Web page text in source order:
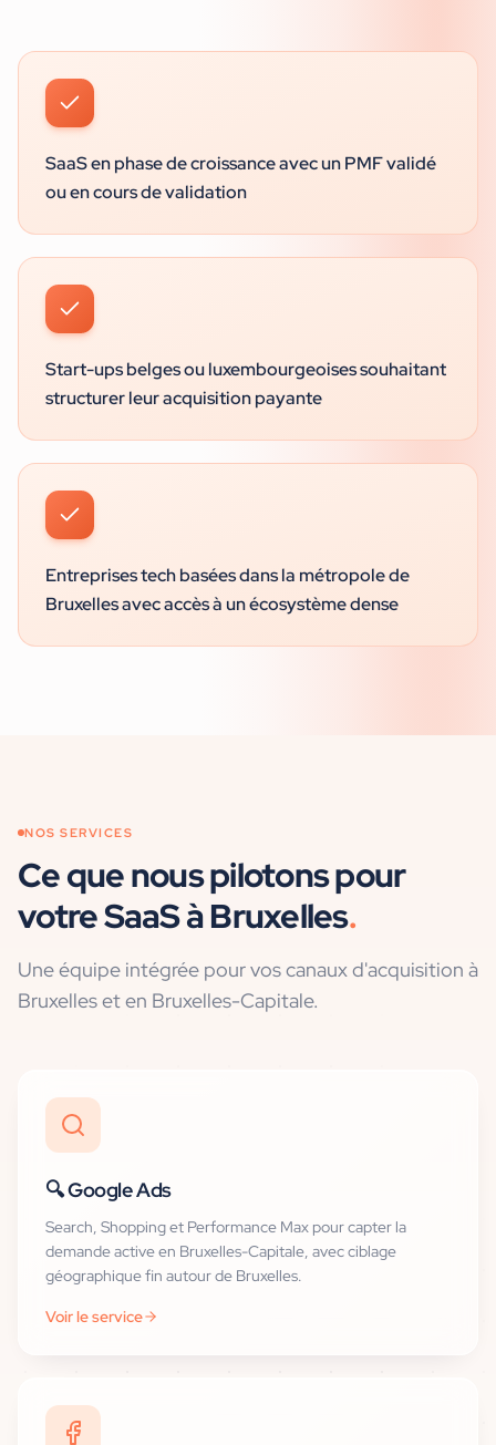
SaaS en phase de croissance avec un PMF validé
ou en cours de validation
Start-ups belges ou luxembourgeoises souhaitant
structurer leur acquisition payante
Entreprises tech basées dans la métropole de
Bruxelles avec accès à un écosystème dense
NOS SERVICES
Ce que nous pilotons pour
votreSaaSàBruxelles.
Une équipe intégrée pour vos canaux d'acquisition à
Bruxelles et en Bruxelles-Capitale.
🔍Google Ads
Search, Shopping et Performance Max pour capter la
demande active en Bruxelles-Capitale, avec ciblage
géographique fin autour de Bruxelles.
Voir le service